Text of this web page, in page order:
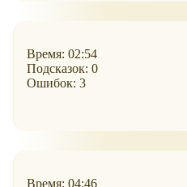
Время: 02:54
Подсказок: 0
Ошибок: 3
Время: 04:46